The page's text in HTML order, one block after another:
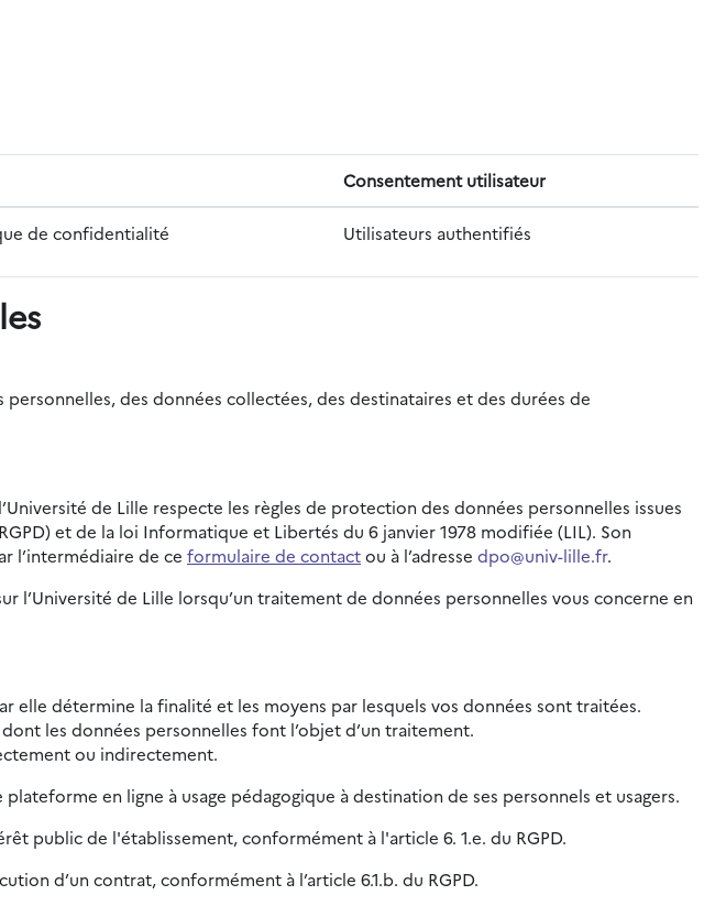
Consentement utilisateur
de confidentialité Utilisateurs authentifiés
des données collectées, des destinataires et des durées de
de Lille respecte les règles de protection des données personnelles issues
et de la loi Informatique et Libertés du 6 janvier 1978 modifiée (LIL). Son
l’intermédiaire de ce formulaire de contactou à l’adresse dpo@univ-lille.fr.
de Lille lorsqu’un traitement de données personnelles vous concerne en
elle détermine la finalité et les moyens par lesquels vos données sont traitées.
les données personnelles font l’objet d’un traitement.
ou indirectement.
en ligne à usage pédagogique à destination de ses personnels et usagers.
public de l'établissement, conformément à l'article 6. 1.e. du RGPD.
d’un contrat, conformément à l’article 6.1.b. du RGPD.